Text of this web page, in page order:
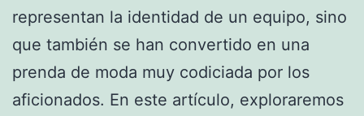
representan la identidad de un equipo, sino
que también se han convertido en una
prenda de moda muy codiciada por los
aficionados. En este artículo, exploraremos